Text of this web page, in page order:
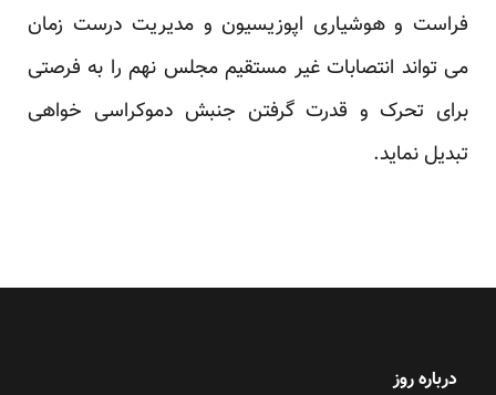
فراست و هوشیاری اپوزیسیون و مدیریت درست زمان
می تواند انتصابات غیر مستقیم مجلس نهم را به فرصتی
برای تحرک و قدرت گرفتن جنبش دموکراسی خواهی
تبدیل نماید.
درباره روز